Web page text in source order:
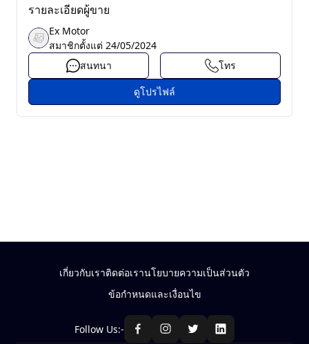
รายละเอียดผู้ขาย
Ex Motor
สมาชิกตั้งแต่ 24/05/2024
สนทนา
โทร
ดูโปรไฟล์
เกี่ยวกับเราติดต่อเรานโยบายความเป็นส่วนตัว
ข้อกำหนดและเงื่อนไข
Follow Us:-